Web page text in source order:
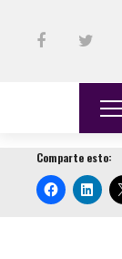
Comparte esto: